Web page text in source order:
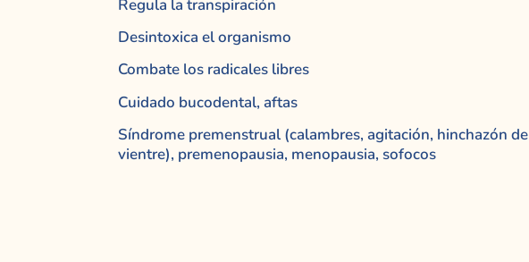
Regula la transpiración
Desintoxica el organismo
Combate los radicales libres
Cuidado bucodental, aftas
Síndrome premenstrual (calambres, agitación, hinchazón de
vientre), premenopausia, menopausia, sofocos